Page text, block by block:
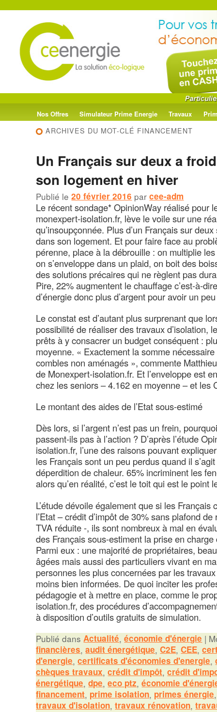
Aller
au
contenu
principal
Aller
au
contenu
secondaire
Nos Offres Simulateur Prime Energie Travaux
ARCHIVES DU MOT-CLÉ FINANCEMENT
Un Français sur deux a
son logement en hiver
Publié le20 février 2016 parcee-adm
Le récent sondage* OpinionWay réalisé pour
monexpert-isolation.fr, lève le voile sur une
qu’insoupçonnée. Plus d’un Français sur
dans son logement. Et pour faire face au
pérenne, place à la débrouille : on multiplie
on s’enveloppe dans un plaid, on boit des
des solutions précaires qui ne règlent pas
Pire, 22% augmentent le chauffage c’est-à-
d’énergie donc plus d’argent pour avoir un
Le constat est d’autant plus surprenant que
possibilité de réaliser des travaux d’isolation,
prêts à y consacrer un budget conséquent :
moyenne. « Exactement la somme
combles non aménagés », commente
de Monexpert-isolation.fr. Et l’enveloppe est
chez les seniors – 4.162 en moyenne – et les
Le montant des aides de l’Etat sous-estimé
Dès lors, si l’argent n’est pas un frein,
passent-ils pas à l’action ? D’après l’étude
isolation.fr, l’une des raisons pouvant
les Français sont un peu perdus quand il
déperdition de chaleur. 65% incriminent les
alors qu’en réalité, c’est le toit qui est le point
L’étude dévoile également que si les
l’Etat – crédit d’impôt de 30% sans plafond
TVA réduite -, ils sont nombreux à mal en
des Français sous-estiment la prise en charge
Parmi eux : une majorité de propriétaires,
âgées mais aussi des particuliers vivant en
personnes les plus concernées par les
moins bien informées. De quoi inciter les
pédagogie et à mettre en place, comme le
isolation.fr, des procédures
à disposition d’outils gratuits de simulation.
Publié dans Actualité,économie d'énergie |
financières,audit énergétique,C2E,CEE,
d'energie,certificats d'économies d'energie,
chèques travaux,crédit d'impôt,crédit
énergétique,dpe,eco ptz,économie
financement, prime isolation, primes énergie
travaux d'isolation,travaux rénovation,